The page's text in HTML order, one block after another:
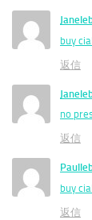
buy
返信
no
返信
buy
返信